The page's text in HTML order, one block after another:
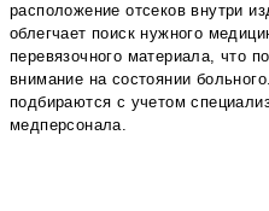
расположение отсеков внутри
облегчает поиск нужного
перевязочного материала, что
внимание на состоянии
подбираются с учетом
медперсонала.